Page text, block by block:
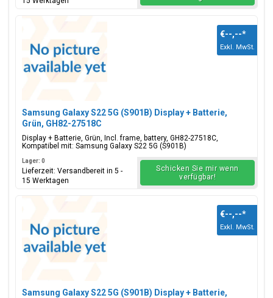
Samsung Galaxy S22 5G (S901B) Display + Batterie,
Grün, GH82-27518C
Display + Batterie, Grün, Incl. frame, battery, GH82-27518C,
Kompatibel mit: Samsung Galaxy S22 5G (S901B)
€--,--*
Exkl. MwSt.
Lager: 0
Lieferzeit: Versandbereit in 5 -
15 Werktagen
Schicken Sie mir wenn
verfügbar!
Samsung Galaxy S22 5G (S901B) Display + Batterie,
€--,--*
Exkl. MwSt.